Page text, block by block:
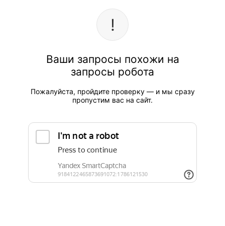
Ваши запросы похожи на
запросы робота
Пожалуйста, пройдите проверку — и мы сразу
пропустим вас на сайт.